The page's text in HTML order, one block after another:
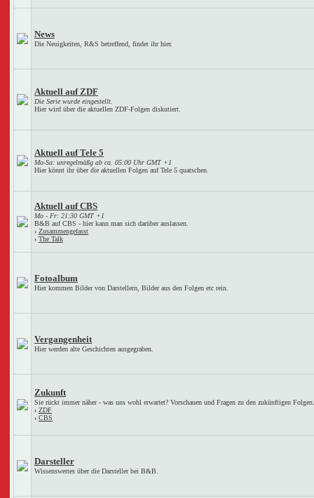
News
Die Neuigkeiten, R&S betreffend, findet ihr hier.
Aktuell auf ZDF
Die Serie wurde eingestellt.
Hier wird über die aktuellen ZDF-Folgen diskutiert.
Aktuell auf Tele 5
Mo-Sa: unregelmäßg ab ca. 05:00 Uhr GMT +1
Hier könnt ihr über die aktuellen Folgen auf Tele 5 quatschen.
Aktuell auf CBS
Mo - Fr: 21:30 GMT +1
B&B auf CBS - hier kann man sich darüber auslassen.
› Zusammengefasst
› The Talk
Fotoalbum
Hier kommen Bilder von Darstellern, Bilder aus den Folgen etc rein.
Vergangenheit
Hier werden alte Geschichten ausgegraben.
Zukunft
Sie rückt immer näher - was uns wohl erwartet? Vorschauen und Fragen zu den zukünftigen Folgen.
› ZDF
› CBS
Darsteller
Wissenswertes über die Darsteller bei B&B.